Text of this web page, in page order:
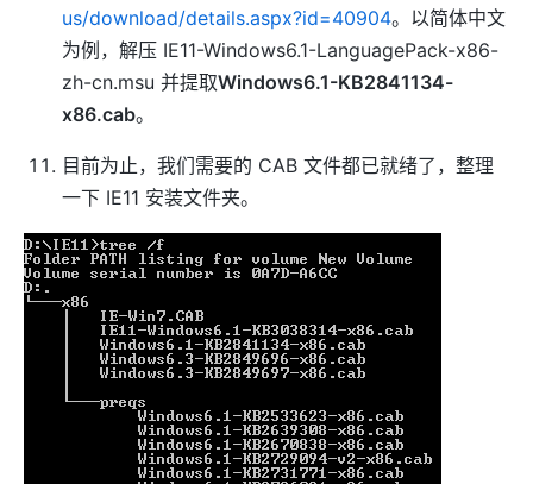
us/download/details.aspx?id=40904。以简体中文
为例，解压 IE11-Windows6.1-LanguagePack-x86-
zh-cn.msu 并提取Windows6.1-KB2841134-
x86.cab。
目前为止，我们需要的 CAB 文件都已就绪了，整理
一下 IE11 安装文件夹。